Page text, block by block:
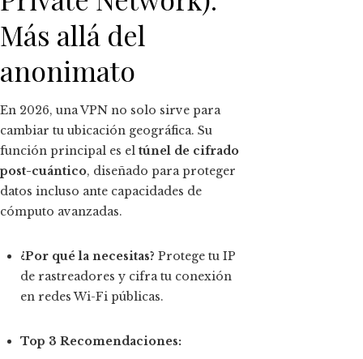
Más allá del
anonimato
En 2026, una VPN no solo sirve para
cambiar tu ubicación geográfica. Su
función principal es el túnel de cifrado
post-cuántico, diseñado para proteger
datos incluso ante capacidades de
cómputo avanzadas.
¿Por qué la necesitas? Protege tu IP
de rastreadores y cifra tu conexión
en redes Wi-Fi públicas.
Top 3 Recomendaciones: